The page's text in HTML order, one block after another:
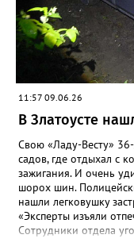
11:57 09.06.26
В Златоусте
Свою «Ладу-Весту»
садов, где отдыхал с
зажигания. И очень
шорох шин.
нашли легковушку
«Эксперты изъяли
Сотрудники отдела